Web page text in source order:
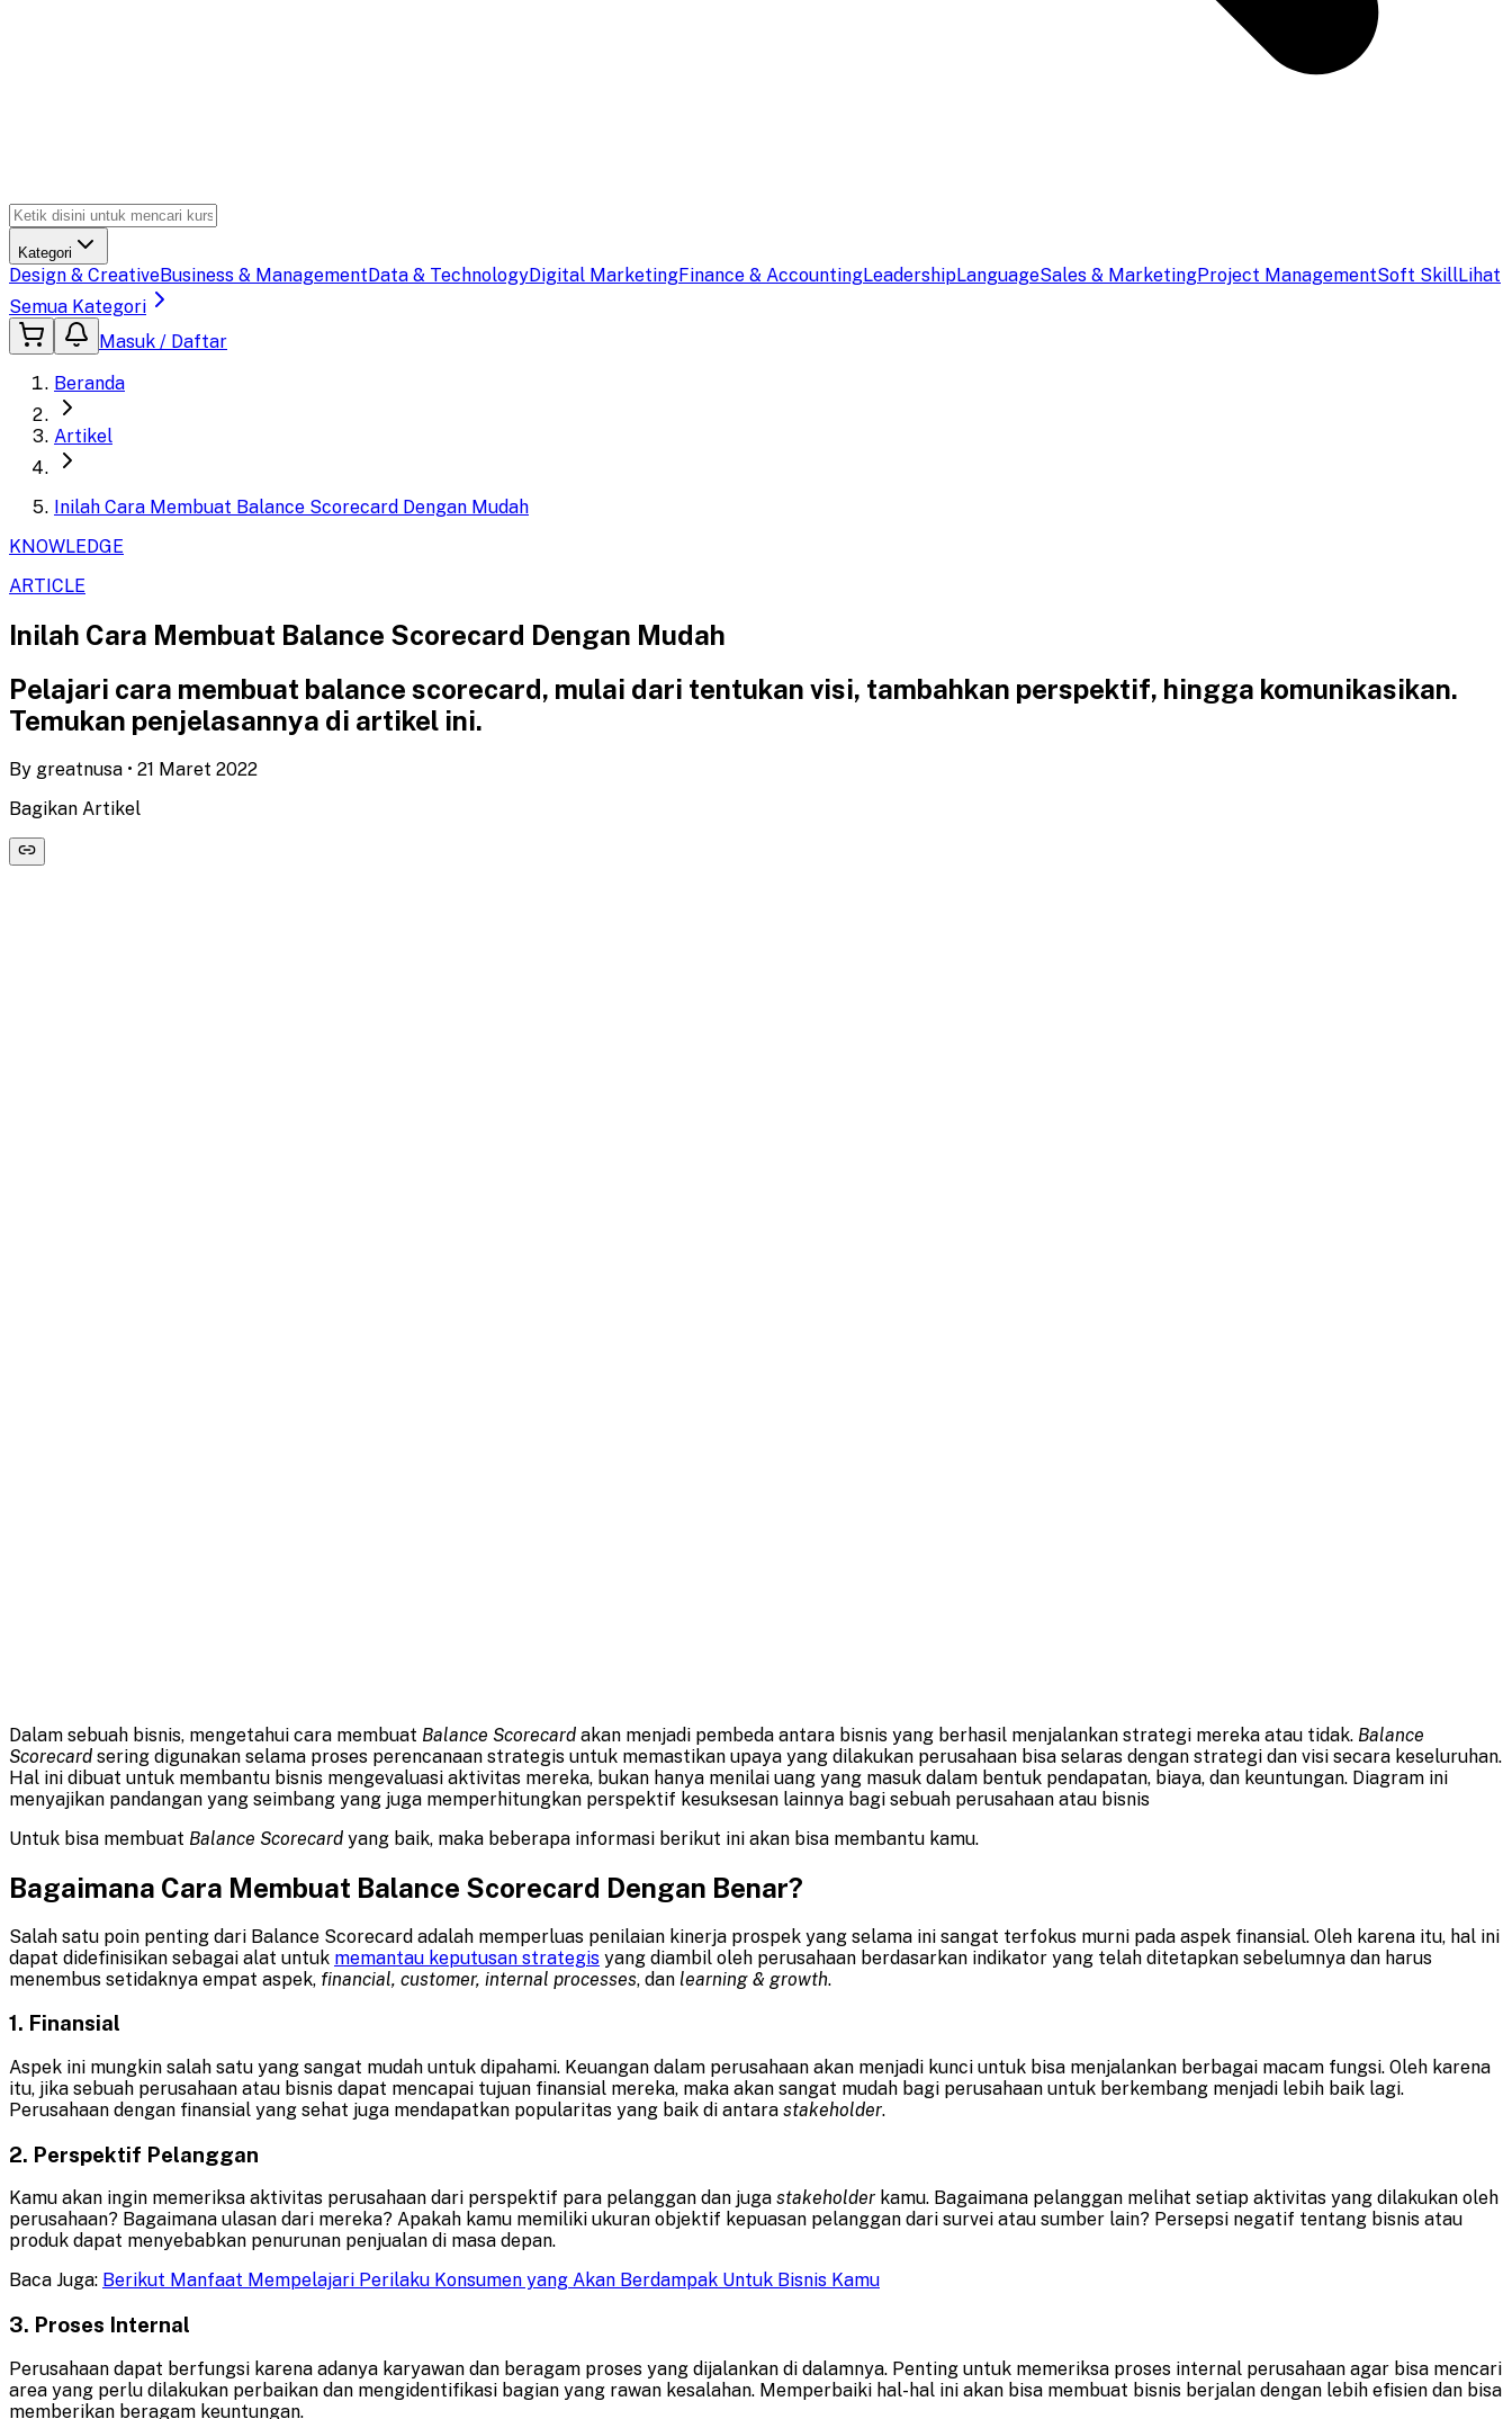
Kategori
Design & CreativeBusiness & ManagementData & TechnologyDigital MarketingFinance & AccountingLeadershipLanguageSales & MarketingProject ManagementSoft SkillLihat
Semua Kategori
Masuk / Daftar
Beranda
Artikel
Inilah Cara Membuat Balance Scorecard Dengan Mudah
KNOWLEDGE
ARTICLE
Inilah Cara Membuat Balance Scorecard Dengan Mudah
Pelajari cara membuat balance scorecard, mulai dari tentukan visi, tambahkan perspektif, hingga komunikasikan.
Temukan penjelasannya di artikel ini.
By greatnusa • 21 Maret 2022
Bagikan Artikel
Dalam sebuah bisnis, mengetahui cara membuat Balance Scorecard akan menjadi pembeda antara bisnis yang berhasil menjalankan strategi mereka atau tidak. Balance
Scorecard sering digunakan selama proses perencanaan strategis untuk memastikan upaya yang dilakukan perusahaan bisa selaras dengan strategi dan visi secara keseluruhan.
Hal ini dibuat untuk membantu bisnis mengevaluasi aktivitas mereka, bukan hanya menilai uang yang masuk dalam bentuk pendapatan, biaya, dan keuntungan. Diagram ini
menyajikan pandangan yang seimbang yang juga memperhitungkan perspektif kesuksesan lainnya bagi sebuah perusahaan atau bisnis
Untuk bisa membuat Balance Scorecard yang baik, maka beberapa informasi berikut ini akan bisa membantu kamu.
Bagaimana Cara Membuat Balance Scorecard Dengan Benar?
Salah satu poin penting dari Balance Scorecard adalah memperluas penilaian kinerja prospek yang selama ini sangat terfokus murni pada aspek finansial. Oleh karena itu, hal ini
dapat didefinisikan sebagai alat untuk memantau keputusan strategis yang diambil oleh perusahaan berdasarkan indikator yang telah ditetapkan sebelumnya dan harus
menembus setidaknya empat aspek, financial, customer, internal processes, dan learning & growth.
1. Finansial
Aspek ini mungkin salah satu yang sangat mudah untuk dipahami. Keuangan dalam perusahaan akan menjadi kunci untuk bisa menjalankan berbagai macam fungsi. Oleh karena
itu, jika sebuah perusahaan atau bisnis dapat mencapai tujuan finansial mereka, maka akan sangat mudah bagi perusahaan untuk berkembang menjadi lebih baik lagi.
Perusahaan dengan finansial yang sehat juga mendapatkan popularitas yang baik di antara stakeholder.
2. Perspektif Pelanggan
Kamu akan ingin memeriksa aktivitas perusahaan dari perspektif para pelanggan dan juga stakeholder kamu. Bagaimana pelanggan melihat setiap aktivitas yang dilakukan oleh
perusahaan? Bagaimana ulasan dari mereka? Apakah kamu memiliki ukuran objektif kepuasan pelanggan dari survei atau sumber lain? Persepsi negatif tentang bisnis atau
produk dapat menyebabkan penurunan penjualan di masa depan.
Baca Juga: Berikut Manfaat Mempelajari Perilaku Konsumen yang Akan Berdampak Untuk Bisnis Kamu
3. Proses Internal
Perusahaan dapat berfungsi karena adanya karyawan dan beragam proses yang dijalankan di dalamnya. Penting untuk memeriksa proses internal perusahaan agar bisa mencari
area yang perlu dilakukan perbaikan dan mengidentifikasi bagian yang rawan kesalahan. Memperbaiki hal-hal ini akan bisa membuat bisnis berjalan dengan lebih efisien dan bisa
memberikan beragam keuntungan.